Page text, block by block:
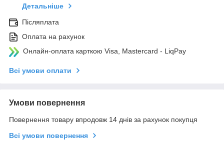
Детальніше
Післяплата
Оплата на рахунок
Онлайн-оплата карткою Visa, Mastercard - LiqPay
Всі умови оплати
Умови повернення
Повернення товару впродовж 14 днів за рахунок покупця
Всі умови повернення